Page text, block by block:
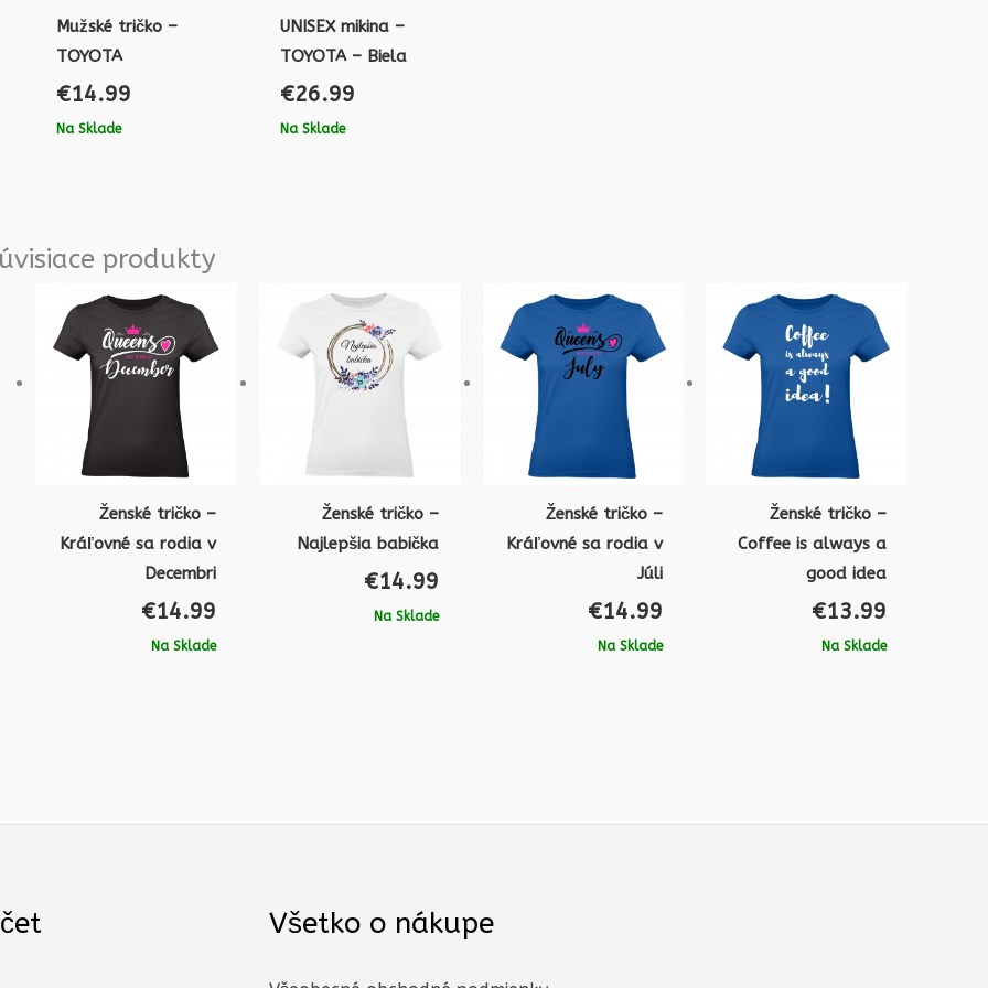
Mužské tričko –
TOYOTA
€14.99
Na Sklade
UNISEX mikina –
TOYOTA – Biela
€26.99
Na Sklade
produkty
Ženské tričko –
Kráľovné sa rodia v
Decembri
€14.99
Na Sklade
Ženské tričko –
Najlepšia babička
€14.99
Na Sklade
Ženské tričko –
Kráľovné sa rodia v
Júli
€14.99
Na Sklade
Ženské tričko –
Coffee is always a
good idea
€13.99
Na Sklade
Všetko o nákupe